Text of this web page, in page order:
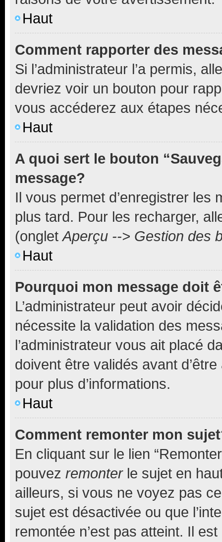
Haut
Comment rapporter des
Si l’administrateur l’a permis,
devriez voir un bouton pour
vous accéderez aux étapes
Haut
A quoi sert le bouton
message?
Il vous permet d’enregistrer
plus tard. Pour les recharger,
(ongletAperçu --> Gestion des
Haut
Pourquoi mon message doit
L’administrateur peut avoir
nécessite la validation des
l’administrateur vous ait placé
doivent être validés avant
pour plus d’informations.
Haut
Comment remonter mon
En cliquant sur le lien
pouvez remonterle sujet en
ailleurs, si vous ne voyez pas
sujet est désactivée ou que
remontée n’est pas atteint. Il